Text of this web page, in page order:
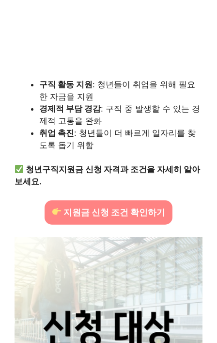
구직 활동 지원: 청년들이 취업을 위해 필요
한 자금을 지원
경제적 부담 경감: 구직 중 발생할 수 있는 경
제적 고통을 완화
취업 촉진: 청년들이 더 빠르게 일자리를 찾
도록 돕기 위함
청년구직지원금 신청 자격과 조건을 자세히 알아
보세요.
지원금 신청 조건 확인하기